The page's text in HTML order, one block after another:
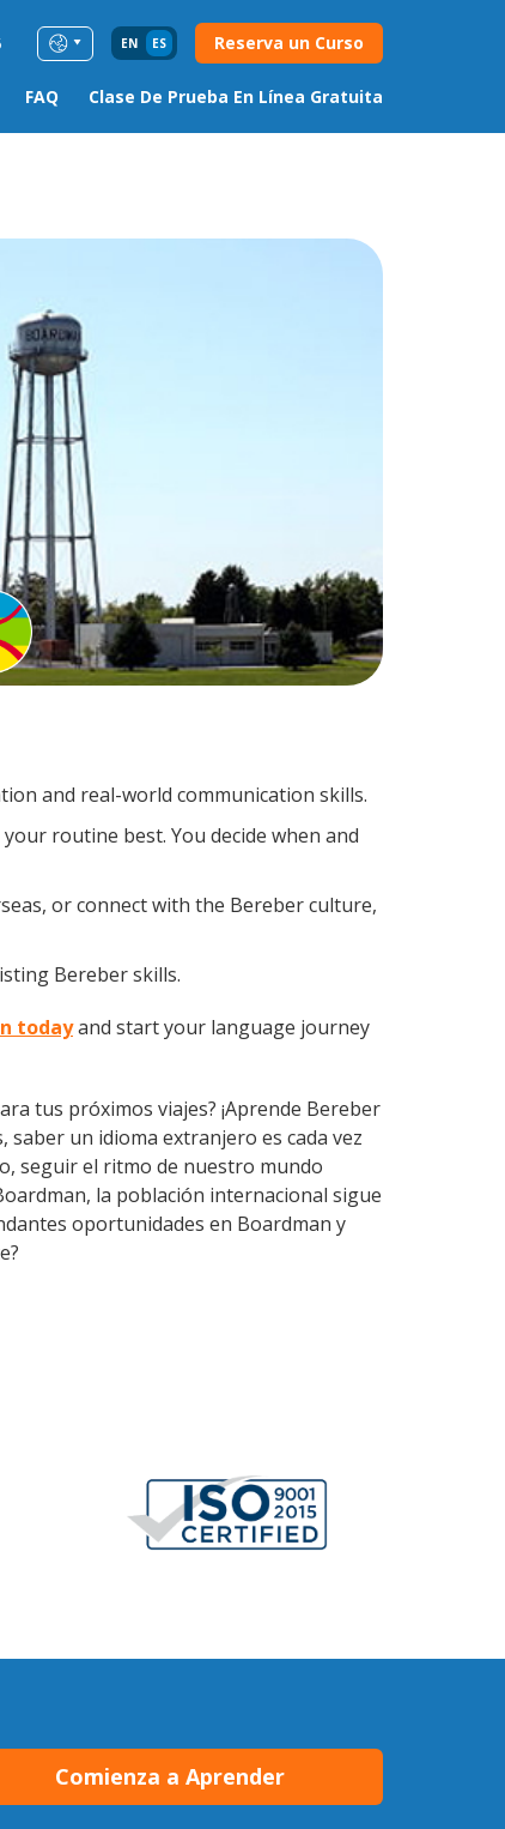
EN ES Reserva un Curso
FAQ Clase De Prueba En Línea Gratuita
and real-world communication skills.
routine best. You decide when and
or connect with the Bereber culture,
Bereber skills.
todayand start your language journey
tus próximos viajes? ¡Aprende Bereber
saber un idioma extranjero es cada vez
seguir el ritmo de nuestro mundo
la población internacional sigue
oportunidades en Boardman y
Comienza a Aprender